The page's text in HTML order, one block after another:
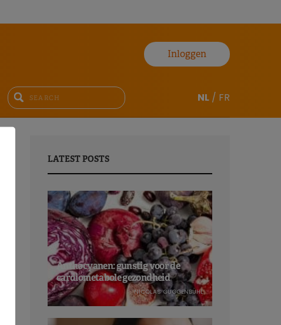
Inloggen
NL / FR
LATEST POSTS
Anthocyanen: gunstig voor de
cardiometabole gezondheid
NICOLAS GUGGENBÜHL